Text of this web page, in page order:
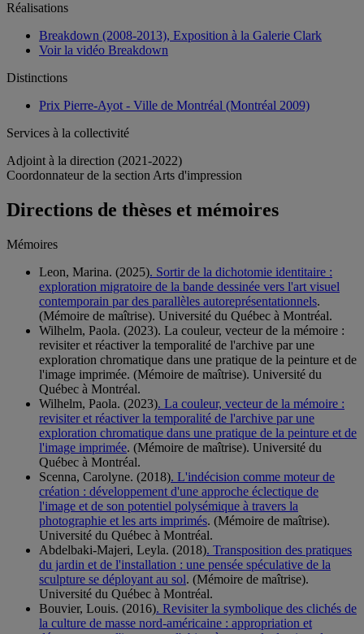
Réalisations
Breakdown (2008-2013), Exposition à la Galerie Clark
Voir la vidéo Breakdown
Distinctions
Prix Pierre-Ayot - Ville de Montréal (Montréal 2009)
Services à la collectivité
Adjoint à la direction (2021-2022)
Coordonnateur de la section Arts d'impression
Directions de thèses et mémoires
Mémoires
Leon, Marina. (2025). Sortir de la dichotomie identitaire :
exploration migratoire de la bande dessinée vers l'art visuel
contemporain par des parallèles autoreprésentationnels.
(Mémoire de maîtrise). Université du Québec à Montréal.
Wilhelm, Paola. (2023). La couleur, vecteur de la mémoire :
revisiter et réactiver la temporalité de l'archive par une
exploration chromatique dans une pratique de la peinture et de
l'image imprimée. (Mémoire de maîtrise). Université du
Québec à Montréal.
Wilhelm, Paola. (2023). La couleur, vecteur de la mémoire :
revisiter et réactiver la temporalité de l'archive par une
exploration chromatique dans une pratique de la peinture et de
l'image imprimée. (Mémoire de maîtrise). Université du
Québec à Montréal.
Scenna, Carolyne. (2018). L'indécision comme moteur de
création : développement d'une approche éclectique de
l'image et de son potentiel polysémique à travers la
photographie et les arts imprimés. (Mémoire de maîtrise).
Université du Québec à Montréal.
Abdelbaki-Majeri, Leyla. (2018). Transposition des pratiques
du jardin et de l'installation : une pensée spéculative de la
sculpture se déployant au sol. (Mémoire de maîtrise).
Université du Québec à Montréal.
Bouvier, Louis. (2016). Revisiter la symbolique des clichés de
la culture de masse nord-américaine : appropriation et